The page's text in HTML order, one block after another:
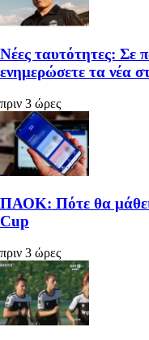
Νέες ταυτότητες: Σε
ενημερώσετε τα νέα
πριν 3 ώρες
ΠΑΟΚ: Πότε θα μάθει
Cup
πριν 3 ώρες